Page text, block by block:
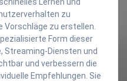
zu
zu erstellen.
Form dieser
Streaming-Diensten und
und verbessern die
Empfehlungen. Sie